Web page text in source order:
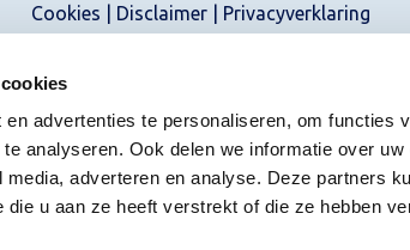
advertenties te personaliseren, om functies
analyseren. Ook delen we informatie over
adverteren en analyse. Deze partners
u aan ze heeft verstrekt of die ze hebben
Cookies Disclaimer Privacyverklaring